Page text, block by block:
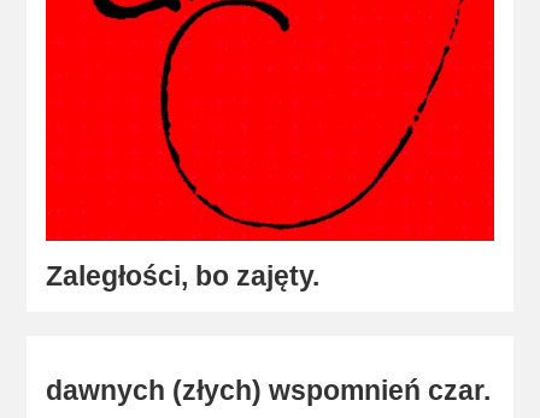
Zaległości, bo zajęty.
dawnych (złych) wspomnień czar.